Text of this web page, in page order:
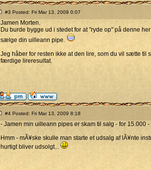
#3 Posted: Fri Mar 13, 2009 0:07
Jamen Morten.
Du burde bygge ud i stedet for at "ryde op" på denne
sælge din uilleann pipe.
Jeg håber for resten ikke at den lire, som du vil sætte til
færdige lireresultat.
#4 Posted: Fri Mar 13, 2009 8:18
- Jamen min uilleann pipes er skam til salg - for 15.000
Hmm - mÃ¥ske skulle man starte et udsalg af lÃ¥nte
hurtigt bliver udsolgt...